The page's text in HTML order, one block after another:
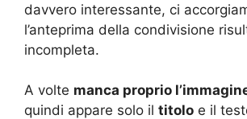
davvero interessante, ci
l’anteprima della condivisione
incompleta.
A volte manca proprio
quindi appare solo il titolo e il